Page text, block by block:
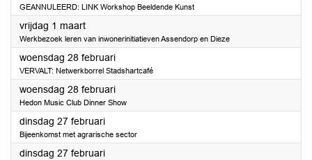
GEANNULEERD: LINK Workshop Beeldende Kunst
vrijdag 1 maart2024
Werkbezoek leren van inwonerinitiatieven Assendorp en Dieze
woensdag 28 februari2024
VERVALT: Netwerkborrel Stadshartcafé
woensdag 28 februari2024
Hedon Music Club Dinner Show
dinsdag 27 februari2024
Bijeenkomst met agrarische sector
dinsdag 27 februari2024